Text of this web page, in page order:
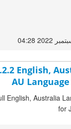
English,
AU
English, Australia
for